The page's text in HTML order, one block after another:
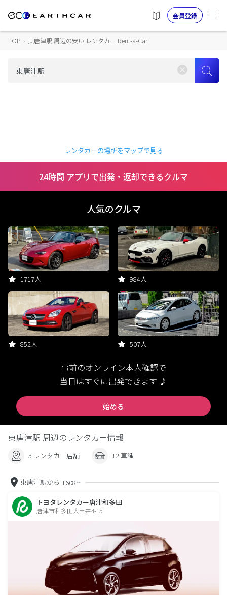
会員登録
TOP › 東唐津駅 周辺の安い レンタカー Rent-a-Car
レンタカーの場所をマップで見る
24時間 アプリで出発・返却できるクルマ
人気のクルマ
1717人 984人
852人 507人
事前のオンライン本人確認で
当日はすぐに出発できます ♪
始める
東唐津駅 周辺のレンタカー情報
3 レンタカー店舗 12 車種
東唐津駅から 1608m
トヨタレンタカー唐津和多田
唐津市和多田大土井4-15